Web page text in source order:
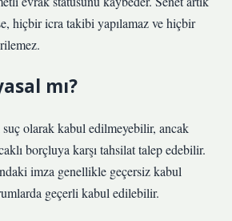
hiçbir icra takibi yapılamaz ve hiçbir
mı?
olarak kabul edilmeyebilir, ancak
borçluya karşı tahsilat talep edebilir.
imza genellikle geçersiz kabul
geçerli kabul edilebilir.